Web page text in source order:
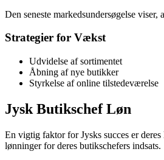
Den seneste markedsundersøgelse
Strategier for Vækst
Udvidelse af sortimentet
Åbning af nye butikker
Styrkelse af online tilstedeværelse
Jysk Butikschef Løn
En vigtig faktor for Jysks succes er
lønninger for deres butikschefers indsats.